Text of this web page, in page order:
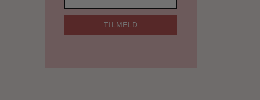
TILMELD